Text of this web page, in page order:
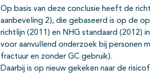
Op basis van deze conclusie heeft de
aanbeveling 2), die gebaseerd is op de
richtlijn (2011) en NHG standaard (2012)
voor aanvullend onderzoek bij personen
fractuur en zonder GC gebruik).
Daarbij is op nieuw gekeken naar de